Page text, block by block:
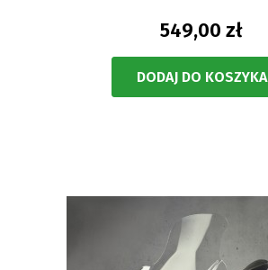
549,00 zł
DODAJ DO KOSZYKA